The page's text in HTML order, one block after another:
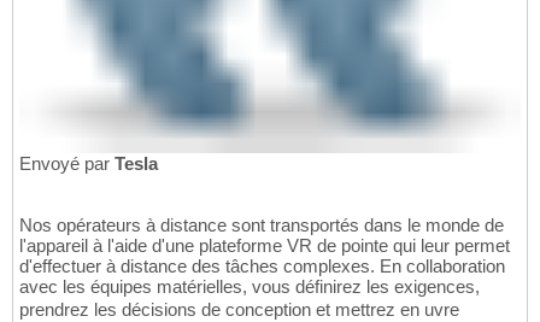
Envoyé par Tesla
Nos opérateurs à distance sont transportés dans le monde de
l'appareil à l'aide d'une plateforme VR de pointe qui leur permet
d'effectuer à distance des tâches complexes. En collaboration
avec les équipes matérielles, vous définirez les exigences,
prendrez les décisions de conception et mettrez en uvre